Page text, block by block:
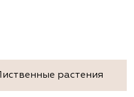
растения